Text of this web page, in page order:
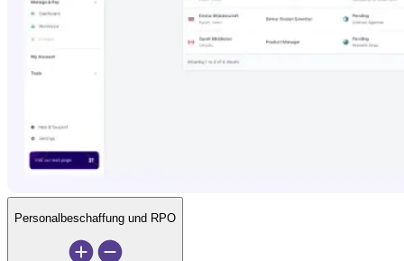
Personalbeschaffung und RPO